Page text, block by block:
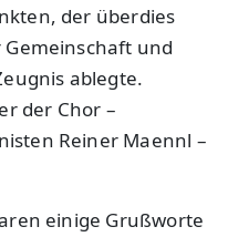
der überdies
und
ablegte.
der Chor –
Reiner Maennl –
einige Grußworte